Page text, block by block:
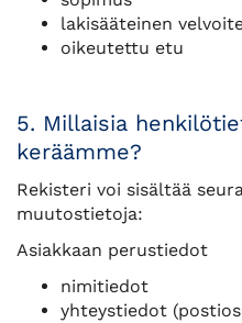
lakisääteinen
oikeutettu etu
5. Millaisia
keräämme?
Rekisteri voi sisältää
muutostietoja:
Asiakkaan perustiedot
nimitiedot
yhteystiedot